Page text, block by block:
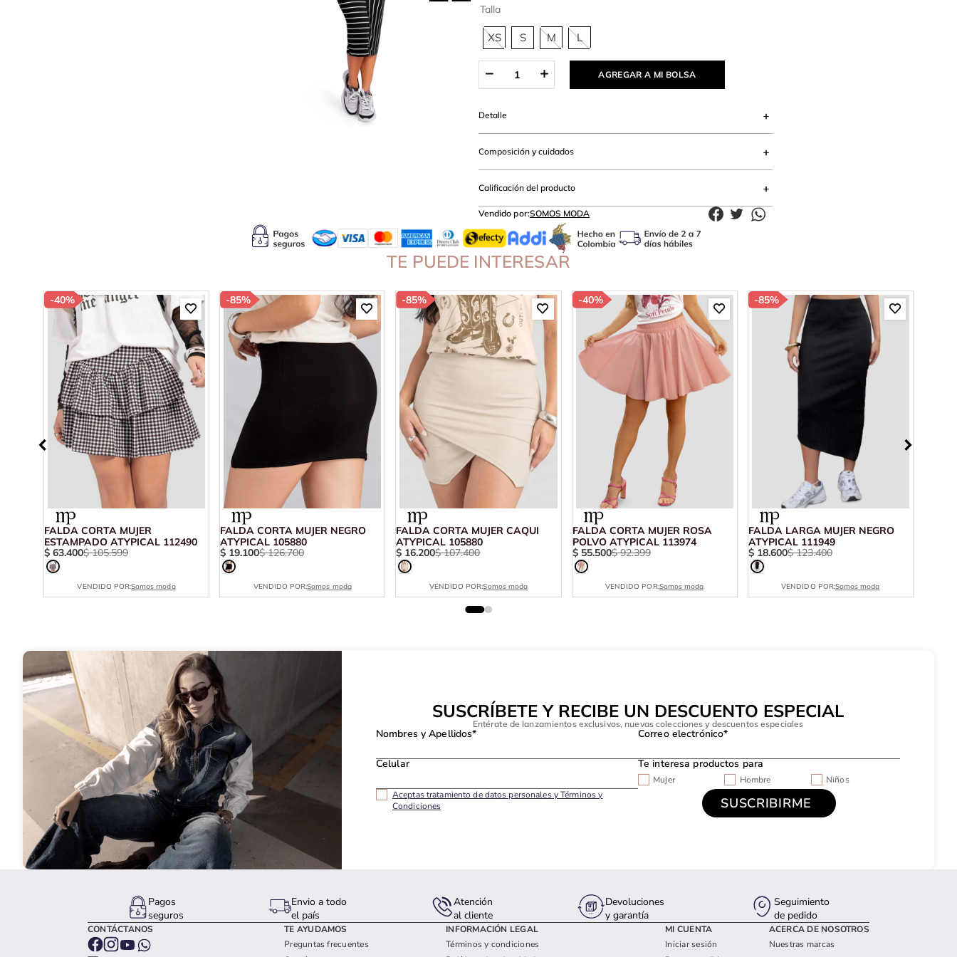
Talla
XS S M L
AGREGAR A MI BOLSA
Detalle
Composición y cuidados
Calificación del producto
Vendido por:SOMOS MODA
TE PUEDE INTERESAR
-40%
FALDA CORTA MUJER
ESTAMPADO ATYPICAL 112490
$ 63.400$ 105.599
VENDIDO POR:Somos moda
-85%
FALDA CORTA MUJER NEGRO
ATYPICAL 105880
$ 19.100$ 126.700
VENDIDO POR:Somos moda
-85%
FALDA CORTA MUJER CAQUI
ATYPICAL 105880
$ 16.200$ 107.400
VENDIDO POR:Somos moda
-40%
FALDA CORTA MUJER ROSA
POLVO ATYPICAL 113974
$ 55.500$ 92.399
VENDIDO POR:Somos moda
-85%
FALDA LARGA MUJER NEGRO
ATYPICAL 111949
$ 18.600$ 123.400
VENDIDO POR:Somos moda
SUSCRÍBETE Y RECIBE UN DESCUENTO ESPECIAL
Entérate de lanzamientos exclusivos, nuevas colecciones y descuentos especiales
Nombres y Apellidos* Correo electrónico*
Celular Te interesa productos para
Mujer Hombre
Niños
Aceptas tratamiento de datos personales y Términos y
Condiciones
Pagos
seguros
Envio a todo
el país
Atención
al cliente
Devoluciones
y garantía
Seguimiento
de pedido
CONTÁCTANOS
TE AYUDAMOS
Preguntas frecuentes
INFORMACIÓN LEGAL
Términos y condiciones
MI CUENTA
Iniciar sesión
ACERCA DE NOSOTROS
Nuestras marcas
panties